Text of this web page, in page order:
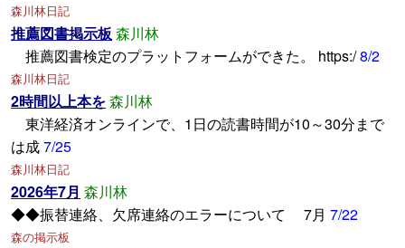
森川林日記
推薦図書掲示板森川林
推薦図書検定のプラットフォームができた。 https:/8/2
森川林日記
2時間以上本を森川林
東洋経済オンラインで、1日の読書時間が10～30分まで
は成7/25
森川林日記
2026年7月 森川林
◆◆振替連絡、欠席連絡のエラーについて 7月 7/22
森の掲示板